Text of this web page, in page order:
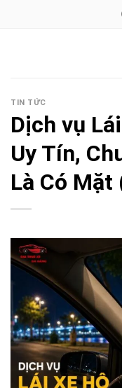
TIN TỨC
Dịch vụ
Uy Tín,
Là Có